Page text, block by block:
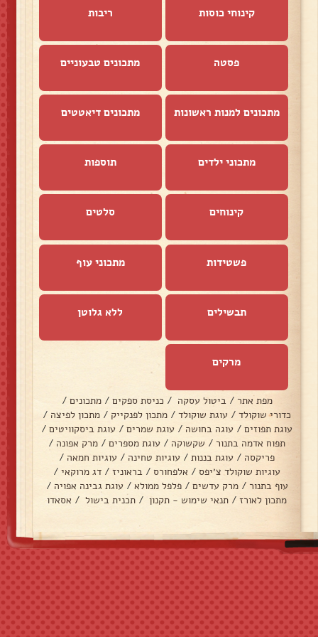
קינוחי כוסות ריבות
פסטה מתכונים טבעוניים
מתכונים למנות ראשונות מתכונים דיאטטים
מתכוני ילדים תוספות
קינוחים סלטים
פשטידות מתכוני עוף
תבשילים ללא גלוטן
מרקים
מפת אתר / ביטול עסקה / כניסת ספקים / מתכונים /
כדורי שוקולד / עוגת שוקולד / מתכון לפנקייק / מתכון לפיצה /
עוגת תפוזים / עוגה בחושה / עוגת שמרים / עוגת ביסקוויטים /
תפוח אדמה בתנור / שקשוקה / עוגת מספרים / מרק אפונה /
פריקסה / עוגת בננות / עוגיות טחינה / עוגיות חמאה /
עוגיות שוקולד צ׳יפס / אלפחורס / בראוניז / דג מרוקאי /
עוף בתנור / מרק עדשים / פלפל ממולא / עוגת גבינה אפויה /
מתכון לאורז / תנאי שימוש - תקנון / תכנית בישול / אסאדו